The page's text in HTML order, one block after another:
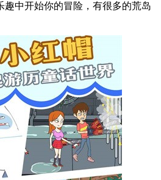
趣中开始你的冒险，有很多的荒岛